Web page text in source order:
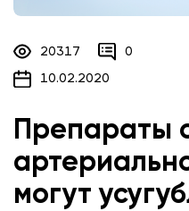
20317 0
10.02.2020
Препараты
могут